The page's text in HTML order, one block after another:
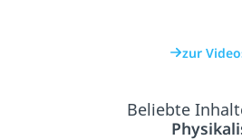
zur
Beliebte